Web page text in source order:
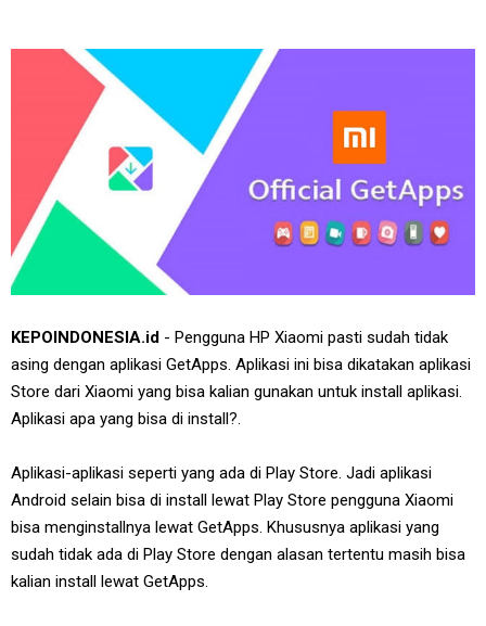
KEPOINDONESIA.id - Pengguna HP Xiaomi pasti sudah tidak
asing dengan aplikasi GetApps. Aplikasi ini bisa dikatakan aplikasi
Store dari Xiaomi yang bisa kalian gunakan untuk install aplikasi.
Aplikasi apa yang bisa di install?.
Aplikasi-aplikasi seperti yang ada di Play Store. Jadi aplikasi
Android selain bisa di install lewat Play Store pengguna Xiaomi
bisa menginstallnya lewat GetApps. Khususnya aplikasi yang
sudah tidak ada di Play Store dengan alasan tertentu masih bisa
kalian install lewat GetApps.